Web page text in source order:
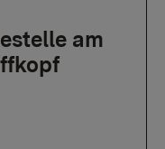
am